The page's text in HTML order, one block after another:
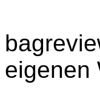
eigenen